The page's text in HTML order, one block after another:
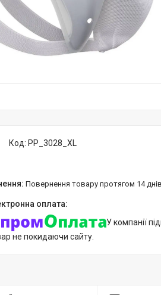
Код: PP_3028_XL
повернення товару протягом 14 днів
У компанії
не покидаючи сайту.